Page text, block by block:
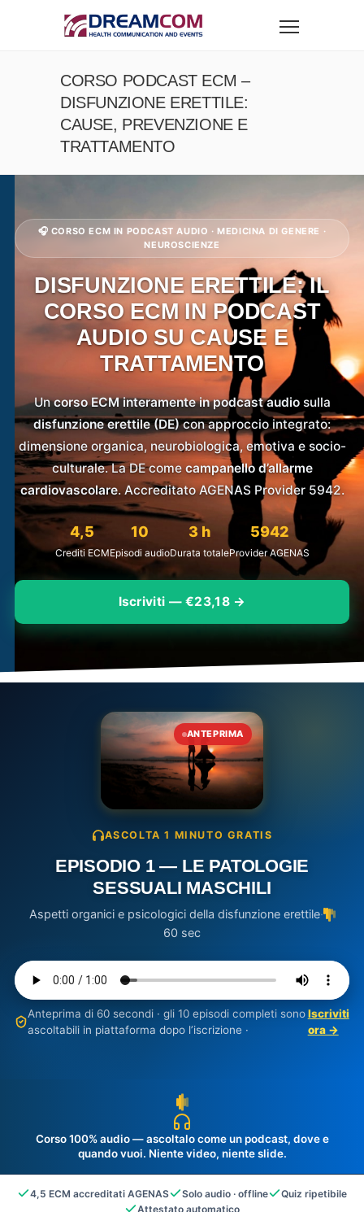
CORSO PODCAST ECM –
DISFUNZIONE ERETTILE:
CAUSE, PREVENZIONE E
TRATTAMENTO
🎧 CORSO ECM IN PODCAST AUDIO · MEDICINA DI GENERE ·
NEUROSCIENZE
DISFUNZIONE ERETTILE: IL
CORSO ECM IN PODCAST
AUDIO SU CAUSE E
TRATTAMENTO
Uncorso ECM interamente in podcast audiosulla
disfunzione erettile (DE)con approccio integrato:
dimensione organica, neurobiologica, emotiva e socio-
culturale. La DE comecampanello d’allarme
cardiovascolare. Accreditato AGENAS Provider 5942.
4,5
Crediti ECM
10
Episodi audio
3 h
Durata totale
5942
Provider AGENAS
Iscriviti — €23,18 →
ANTEPRIMA
ASCOLTA 1 MINUTO GRATIS
EPISODIO 1 — LE PATOLOGIE
SESSUALI MASCHILI
Aspetti organici e psicologici della disfunzione erettile·
60 sec
Anteprima di 60 secondi · gli 10 episodi completi sono
ascoltabili in piattaforma dopo l’iscrizione ·
Iscriviti
ora →
Corso 100% audio— ascoltalo come un podcast, dove e
quando vuoi. Niente video, niente slide.
4,5 ECM accreditati AGENAS Solo audio · offline
Quiz ripetibile
Attestato automatico